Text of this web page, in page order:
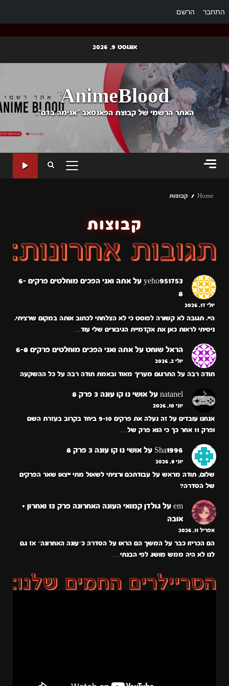
התחבר הרשם
content
אוגוסט 9, 2026
AnimeBlood
האתר הרשמי של קבוצת הפאנסאב "אנימה בדם".
PRIMARY
Home קבוצות
קבוצות
yeho951753 על
אתה ואני הפכים מוחלטים פרקים 6-
8
יולי 17, 2026
היי. תגובה לא קשורה לפוסט כי לא הצלחתי לכתוב אותה במקום שרציתי.
ניסיתי לראות כאן את אקדמיית הגיבורים שלי עוד…
הראל שוחט על אתה ואני הפכים מוחלטים פרקים 6-8
יולי 2, 2026
תודה רבה על התרגום מעריך מאוד ובאמת תודה רבה על כל ההשקעה
natanel על אושי נו קו עונה 3 פרק 8
יוני 10, 2026
אנחנו עובדים על זה נעלה את פרקים 9-10 ביחד בקרוב בעזרת השם
ופרק 11 אחר כך כי הוא פרק של…
Sha1996 על אושי נו קו עונה 3 פרק 8
יוני 9, 2026
שלום, תודה מראש על עבודתכם ורציתי לשאול מתי ייצאו שאר הפרקים
של הסדרה?
em על
גולדן קמואי העונה האחרונה פרק 13 ואחרון +
אובה
אפריל 11, 2026
הם הכריזו כבר על המשך הם הראו על הסדרה כ״עונה האחרונה״ אז גם
לנו לא היה ממש מושג לפי הבנתי…